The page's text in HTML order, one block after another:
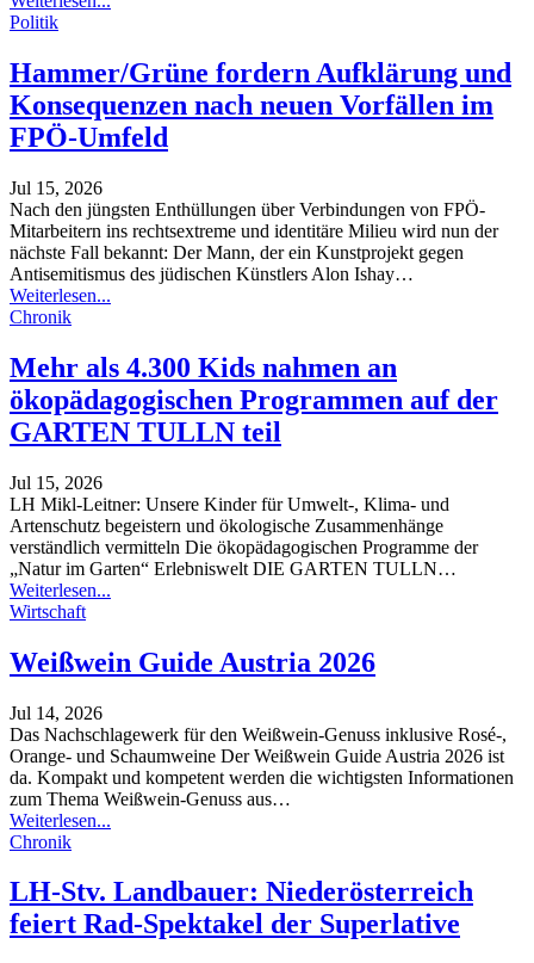
Politik
Hammer/Grüne fordern Aufklärung und
Konsequenzen nach neuen Vorfällen im
FPÖ-Umfeld
Jul 15, 2026
Nach den jüngsten Enthüllungen über Verbindungen von FPÖ-
Mitarbeitern ins rechtsextreme und identitäre Milieu wird nun der
nächste Fall bekannt: Der Mann, der ein Kunstprojekt gegen
Antisemitismus des jüdischen Künstlers Alon Ishay…
Weiterlesen...
Chronik
Mehr als 4.300 Kids nahmen an
ökopädagogischen Programmen auf der
GARTEN TULLN teil
Jul 15, 2026
LH Mikl-Leitner: Unsere Kinder für Umwelt-, Klima- und
Artenschutz begeistern und ökologische Zusammenhänge
verständlich vermitteln Die ökopädagogischen Programme der
„Natur im Garten“ Erlebniswelt DIE GARTEN TULLN…
Weiterlesen...
Wirtschaft
Weißwein Guide Austria 2026
Jul 14, 2026
Das Nachschlagewerk für den Weißwein-Genuss inklusive Rosé-,
Orange- und Schaumweine Der Weißwein Guide Austria 2026 ist
da. Kompakt und kompetent werden die wichtigsten Informationen
zum Thema Weißwein-Genuss aus…
Weiterlesen...
Chronik
LH-Stv. Landbauer: Niederösterreich
feiert Rad-Spektakel der Superlative